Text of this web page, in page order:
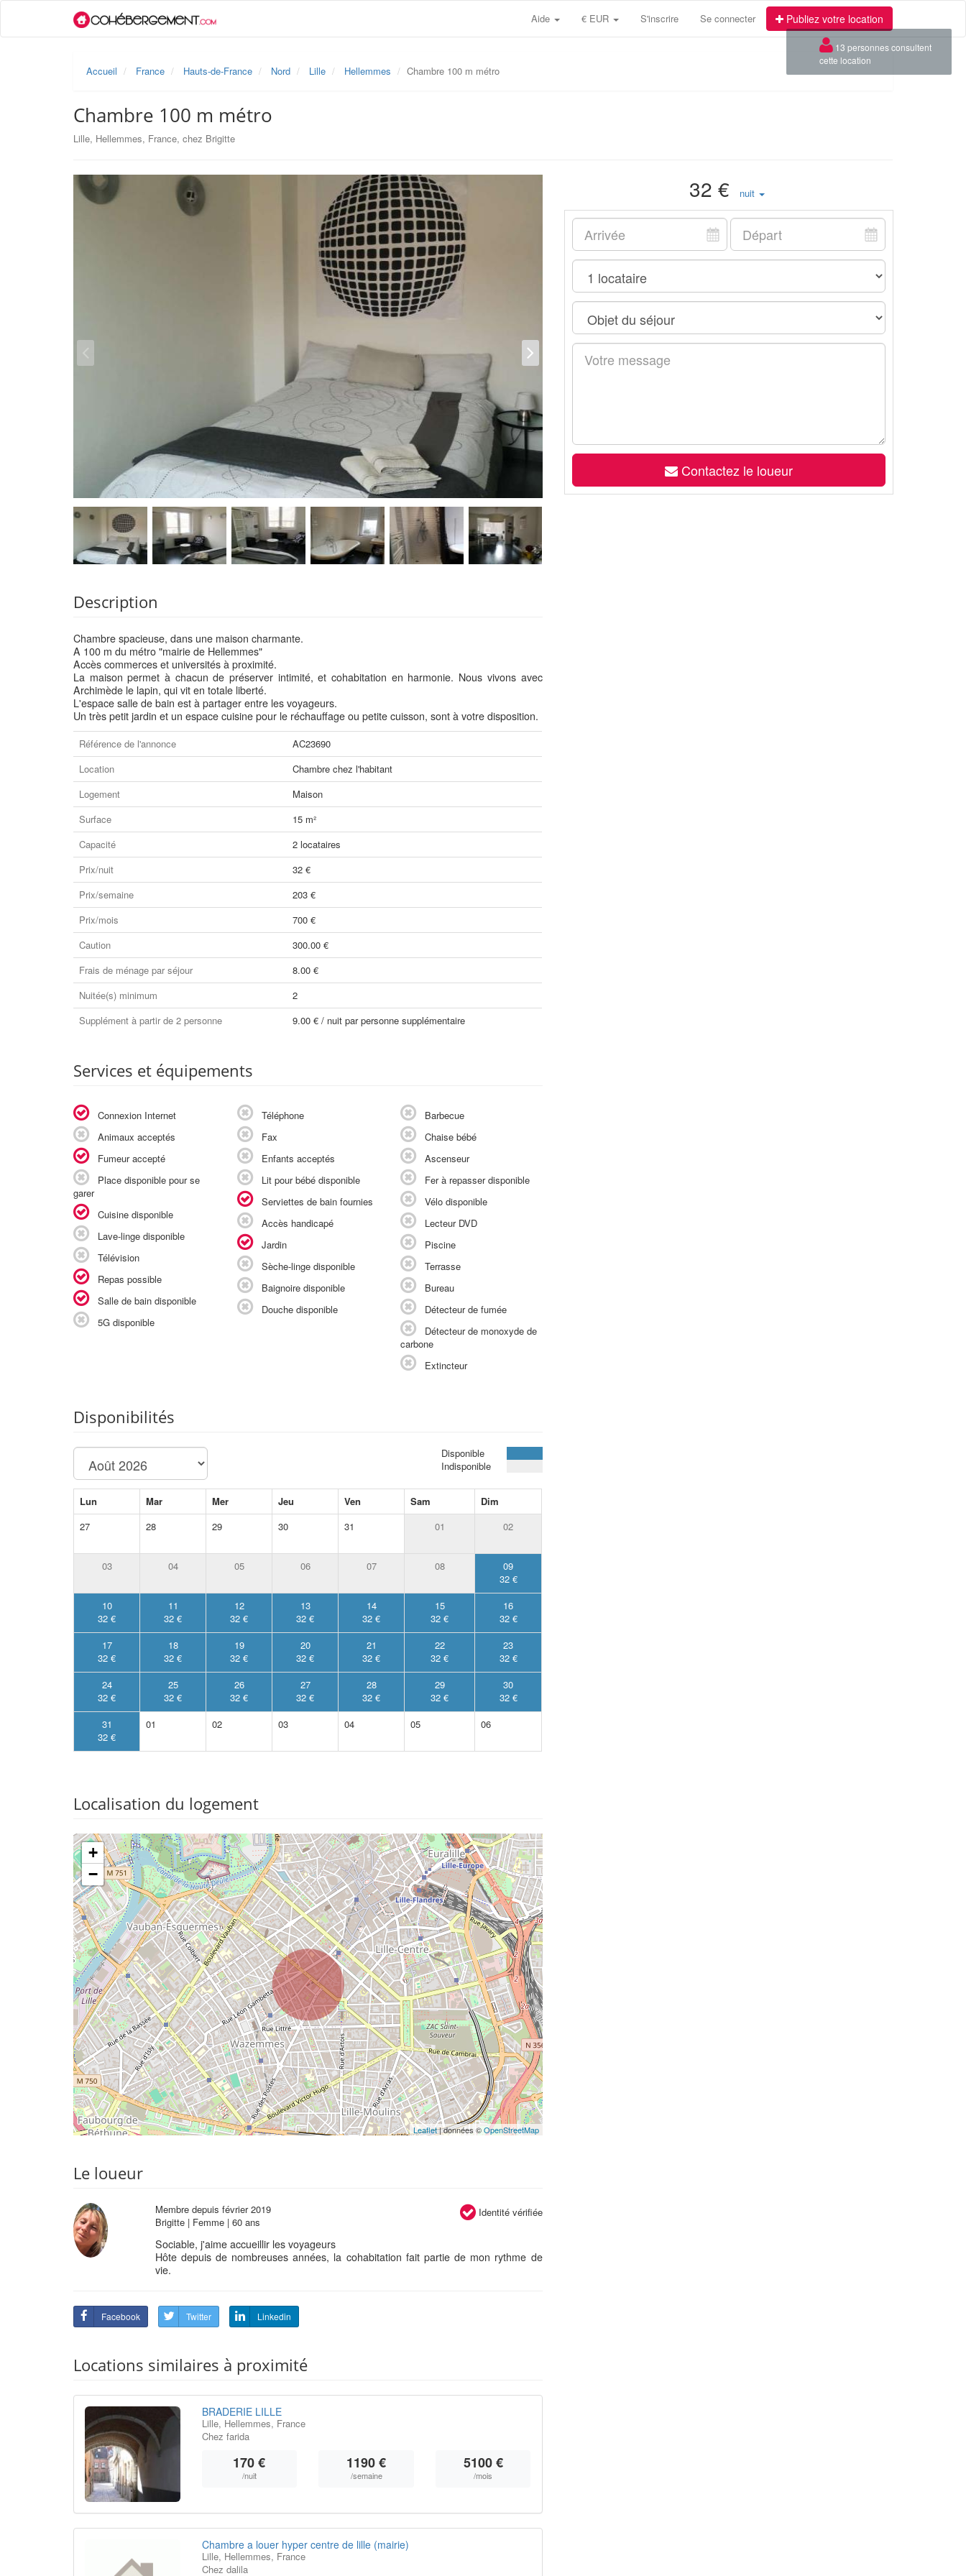
Aide € EUR S'inscrire Se connecter Publiez votre location
Accueil France Hauts-de-France Nord Lille Hellemmes Chambre 100 m métro
Chambre 100 m métro
Lille, Hellemmes, France, chez Brigitte
32 € nuit
Contactez le loueur
Description
Chambre spacieuse, dans une maison charmante.
A 100 m du métro "mairie de Hellemmes"
Accès commerces et universités à proximité.
La maison permet à chacun de préserver intimité, et cohabitation en harmonie. Nous vivons avec
Archimède le lapin, qui vit en totale liberté.
L'espace salle de bain est à partager entre les voyageurs.
Un très petit jardin et un espace cuisine pour le réchauffage ou petite cuisson, sont à votre disposition.
Référence de l'annonce
AC23690
Location
Chambre chez l'habitant
Logement
Maison
Surface
15 m²
Capacité
2 locataires
Prix/nuit
32 €
Prix/semaine
203 €
Prix/mois
700 €
Caution
300.00 €
Frais de ménage par séjour
8.00 €
Nuitée(s) minimum
2
Supplément à partir de 2 personne
9.00 € / nuit par personne supplémentaire
Services et équipements
Connexion Internet
Animaux acceptés
Fumeur accepté
Place disponible pour se
garer
Cuisine disponible
Lave-linge disponible
Télévision
Repas possible
Salle de bain disponible
5G disponible
Téléphone
Fax
Enfants acceptés
Lit pour bébé disponible
Serviettes de bain fournies
Accès handicapé
Jardin
Sèche-linge disponible
Baignoire disponible
Douche disponible
Barbecue
Chaise bébé
Ascenseur
Fer à repasser disponible
Vélo disponible
Lecteur DVD
Piscine
Terrasse
Bureau
Détecteur de fumée
Détecteur de monoxyde de
carbone
Extincteur
Disponibilités
Disponible
Indisponible
Lun Mar Mer Jeu Ven Sam
Dim
27
28 29 30 31 01 02
03 04 05 06 07 08
09
32 €
10
32 €
11
32 €
12
32 €
13
32 €
14
32 €
15
32 €
16
32 €
17
32 €
18
32 €
19
32 €
20
32 €
21
32 €
22
32 €
23
32 €
24
32 €
25
32 €
26
32 €
27
32 €
28
32 €
29
32 €
30
32 €
31
32 €
01 02 03 04 05 06
Localisation du logement
+
−
Leaflet| données ©OpenStreetMap
Le loueur
Identité vérifiée
Membre depuis février 2019
Brigitte | Femme | 60 ans
Sociable, j'aime accueillir les voyageurs
Hôte depuis de nombreuses années, la cohabitation fait partie de mon rythme de
vie.
Facebook Twitter Linkedin
Locations similaires à proximité
BRADERIE LILLE
Lille, Hellemmes, France
Chez farida
170 €
/nuit
1190 €
/semaine
5100 €
/mois
Chambre a louer hyper centre de lille (mairie)
Lille, Hellemmes, France
Chez dalila
×
13 personnes consultent
cette location